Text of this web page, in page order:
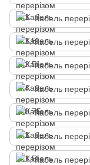
Кабель
Кабель
Кабель
Кабель
Кабель
Кабель
Кабель